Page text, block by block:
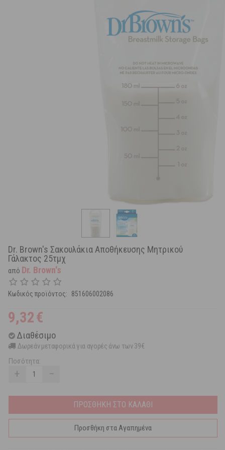
Dr. Brown's Σακουλάκια Αποθήκευσης Μητρικού
Γάλακτος 25τμχ
από Dr. Brown's
Κωδικός προϊόντος: 851606002086
9,32€
Διαθέσιμο
Δωρεάν μεταφορικά για αγορές άνω των 39€
Ποσότητα:
+ −
ΠΡΟΣΘΗΚΗ ΣΤΟ ΚΑΛΑΘΙ
Προσθήκη στα Αγαπημένα